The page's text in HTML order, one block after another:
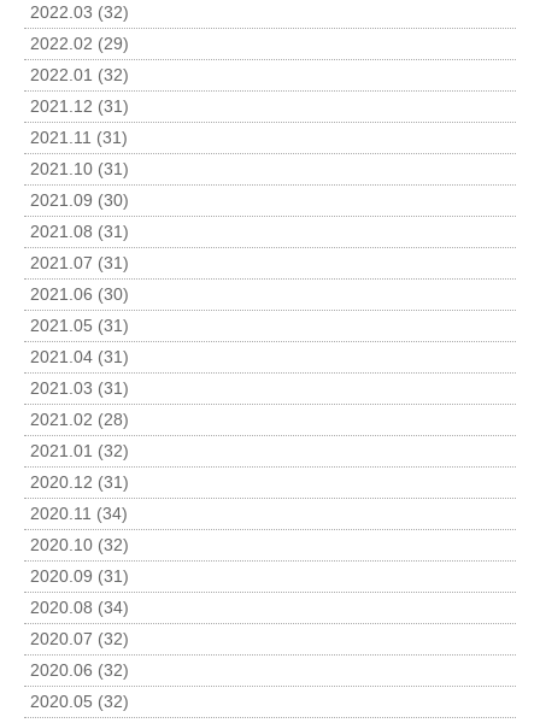
2022.03 (32)
2022.02 (29)
2022.01 (32)
2021.12 (31)
2021.11 (31)
2021.10 (31)
2021.09 (30)
2021.08 (31)
2021.07 (31)
2021.06 (30)
2021.05 (31)
2021.04 (31)
2021.03 (31)
2021.02 (28)
2021.01 (32)
2020.12 (31)
2020.11 (34)
2020.10 (32)
2020.09 (31)
2020.08 (34)
2020.07 (32)
2020.06 (32)
2020.05 (32)